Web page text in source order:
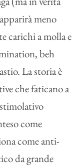
meno
carichi a molla e
beh
La storia è
che faticano a
come
come anti-
da grande